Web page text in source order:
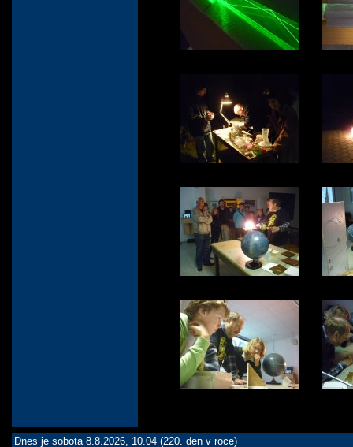
Dnes je sobota 8.8.2026, 10.04 (220. den v roce)